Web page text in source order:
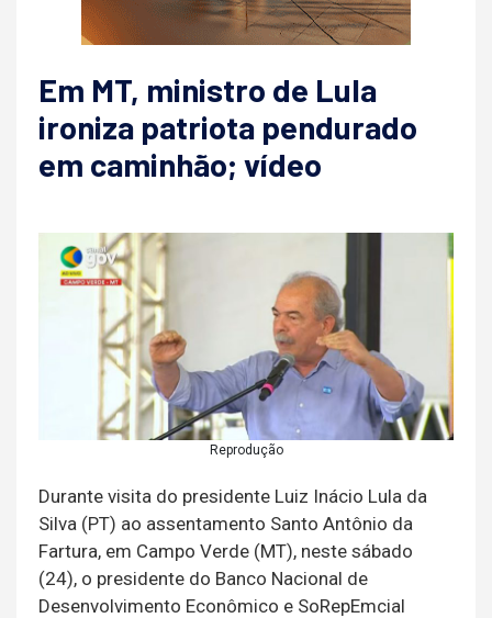
Em MT, ministro de Lula
ironiza patriota pendurado
em caminhão; vídeo
Reprodução
Durante visita do presidente Luiz Inácio Lula da
Silva (PT) ao assentamento Santo Antônio da
Fartura, em Campo Verde (MT), neste sábado
(24), o presidente do Banco Nacional de
Desenvolvimento Econômico e SoRepEmcial